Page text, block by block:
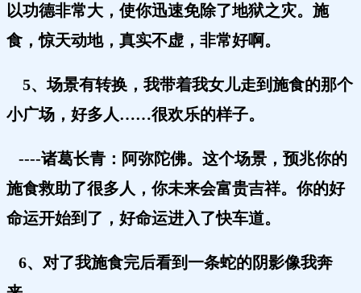
以功德非常大，使你迅速免除了地狱之灾。施
食，惊天动地，真实不虚，非常好啊。
5、场景有转换，我带着我女儿走到施食的那个
小广场，好多人……很欢乐的样子。
----诸葛长青：阿弥陀佛。 这个场景，预兆你的
施食救助了很多人，你未来会富贵吉祥。你的好
命运开始到了，好命运进入了快车道。
6、对了我施食完后看到一条蛇的阴影像我奔